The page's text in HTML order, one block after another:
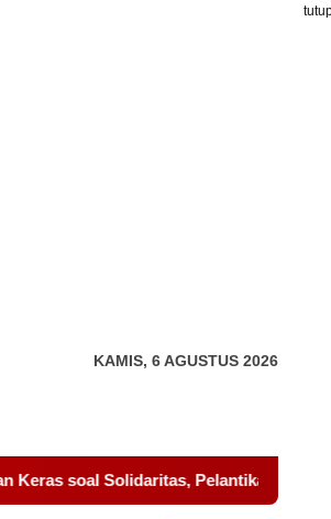
KAMIS, 6 AGUSTUS 2026
Sambang Gagak Hitam Jadi